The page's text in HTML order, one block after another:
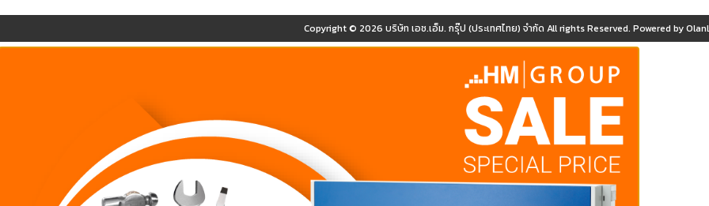
Copyright © 2026 บริษัท เอช.เอ็ม. กรุ๊ป (ประเทศไทย) จำกัด All rights Reserved. Powered by